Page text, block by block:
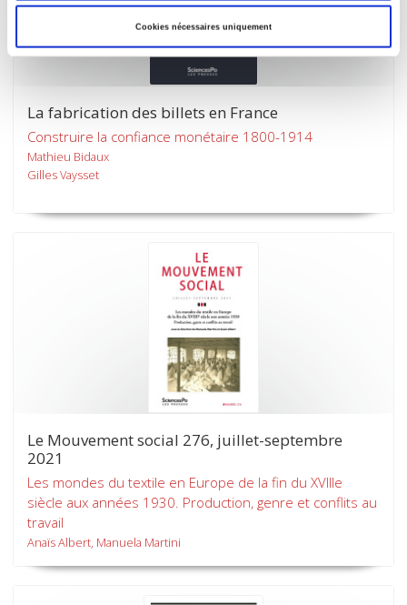
Cookies nécessaires uniquement
La fabrication des billets en France
Construire la confiance monétaire 1800-1914
Mathieu Bidaux
Gilles Vaysset
Le Mouvement social 276, juillet-septembre
2021
Les mondes du textile en Europe de la fin du XVIIIe
siècle aux années 1930. Production, genre et conflits au
travail
Anaïs Albert, Manuela Martini